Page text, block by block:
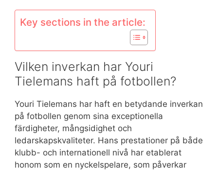
Key sections in the article:
Vilken inverkan har Youri
Tielemans haft på fotbollen?
Youri Tielemans har haft en betydande inverkan
på fotbollen genom sina exceptionella
färdigheter, mångsidighet och
ledarskapskvaliteter. Hans prestationer på både
klubb- och internationell nivå har etablerat
honom som en nyckelspelare, som påverkar